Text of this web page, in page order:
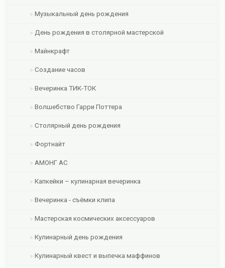
Музыкальный день рождения
День рождения в столярной мастерской
Майнкрафт
Создание часов
Вечеринка ТИК-ТОК
Волшебство Гарри Поттера
Столярный день рождения
Фортнайт
АМОНГ АС
Капкейки – кулинарная вечеринка
Вечеринка - съёмки клипа
Мастерская космических аксессуаров
Кулинарный день рождения
Кулинарный квест и выпечка маффинов